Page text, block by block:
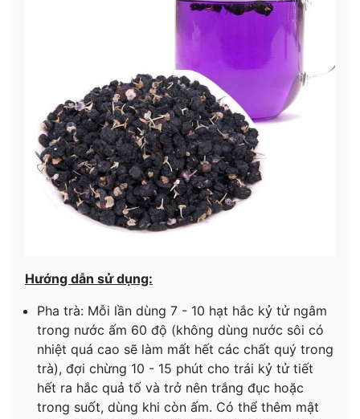
Hướng dẫn sử dụng:
Pha trà: Mỗi lần dùng 7 - 10 hạt hắc kỷ tử ngâm
trong nước ấm 60 độ (không dùng nước sôi có
nhiệt quá cao sẽ làm mất hết các chất quý trong
trà), đợi chừng 10 - 15 phút cho trái kỷ tử tiết
hết ra hắc quả tố và trở nên trắng đục hoặc
trong suốt, dùng khi còn ấm. Có thể thêm mật